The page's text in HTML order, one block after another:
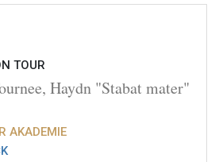
TOUR
Haydn "Stabat mater"
AKADEMIE